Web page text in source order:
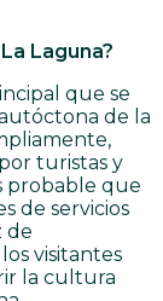
Laguna?
que se
de la
turistas y
probable que
de servicios
de
visitantes
la cultura